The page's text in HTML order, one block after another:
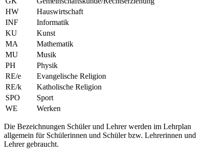
HW
Hauswirtschaft
INF
Informatik
KU
Kunst
MA
Mathematik
MU
Musik
PH
Physik
RE/e
Evangelische Religion
RE/k
Katholische Religion
SPO
Sport
WE
Werken
Die Bezeichnungen Schüler und Lehrer werden im Lehrplan
allgemein für Schülerinnen und Schüler bzw. Lehrerinnen und
Lehrer gebraucht.